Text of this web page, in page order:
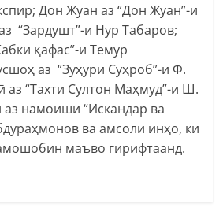
Дон Жуан аз “Дон Жуан”-и
“Зардушт”-и Нур Табаров;
қафас”-и Темур
аз “Зуҳури Суҳроб”-и Ф.
аз “Тахти Султон Маҳмуд”-и Ш.
аз намоиши “Искандар ва
ва амсоли инҳо, ки
маъво гирифтаанд.